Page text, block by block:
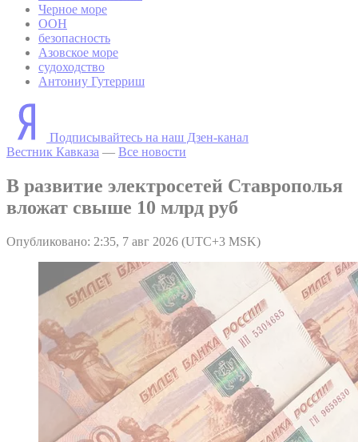
Черное море
ООН
безопасность
Азовское море
судоходство
Антониу Гутерриш
Подписывайтесь на наш Дзен-канал
Вестник Кавказа — Все новости
В развитие электросетей Ставрополья
вложат свыше 10 млрд руб
Опубликовано: 2:35, 7 авг 2026 (UTC+3 MSK)